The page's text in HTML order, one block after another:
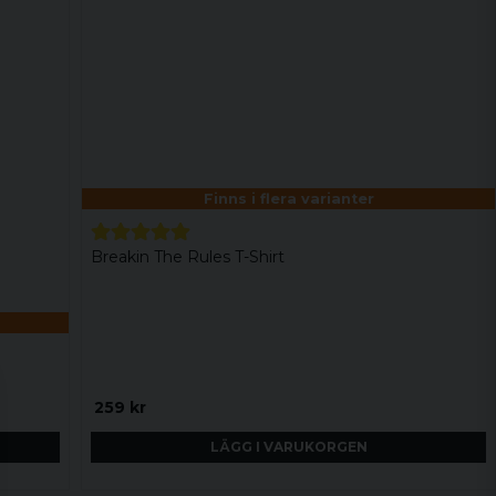
Finns i flera varianter
Breakin The Rules T-Shirt
259 kr
LÄGG I VARUKORGEN